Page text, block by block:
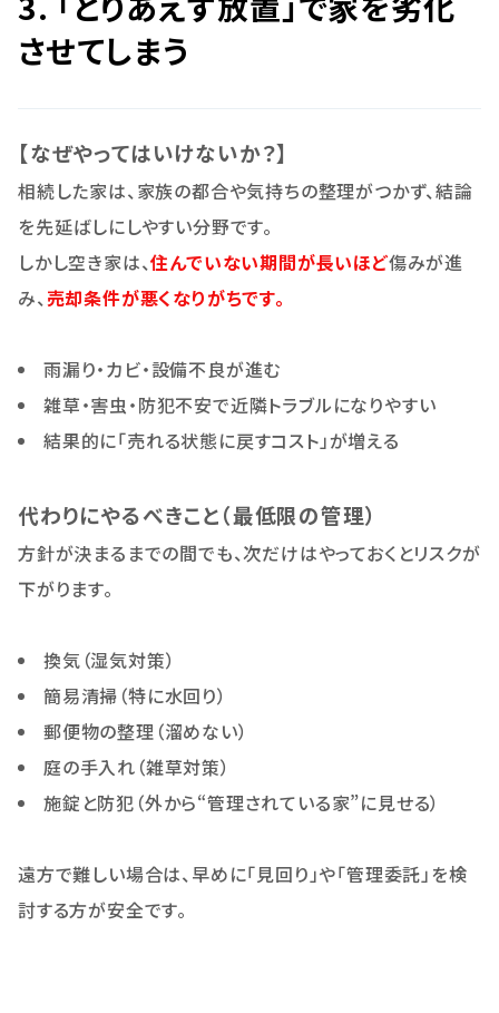
させてしまう
【なぜやってはいけないか？】
相続した家は、家族の都合や気持ちの整理がつかず、結論
を先延ばしにしやすい分野です。
しかし空き家は、住んでいない期間が長いほど傷みが進
み、売却条件が悪くなりがちです。
雨漏り・カビ・設備不良が進む
雑草・害虫・防犯不安で近隣トラブルになりやすい
結果的に「売れる状態に戻すコスト」が増える
代わりにやるべきこと（最低限の管理）
方針が決まるまでの間でも、次だけはやっておくとリスクが
下がります。
換気（湿気対策）
簡易清掃（特に水回り）
郵便物の整理（溜めない）
庭の手入れ（雑草対策）
施錠と防犯（外から“管理されている家”に見せる）
遠方で難しい場合は、早めに「見回り」や「管理委託」を検
討する方が安全です。